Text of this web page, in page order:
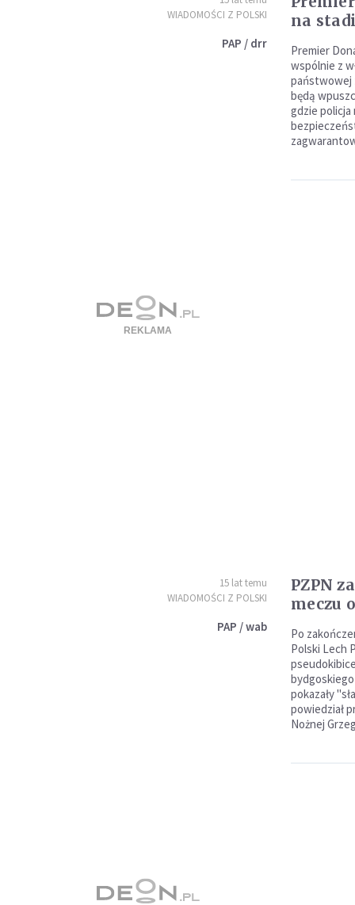
WIADOMOŚCI Z POLSKI
PAP / drr
na
Premier
wspólnie z
państwowej
będą
gdzie policja
15 lat temu
WIADOMOŚCI Z POLSKI
PAP / wab
PZPN
meczu
Po
Polski Lech
pokazały
powiedział
Nożnej